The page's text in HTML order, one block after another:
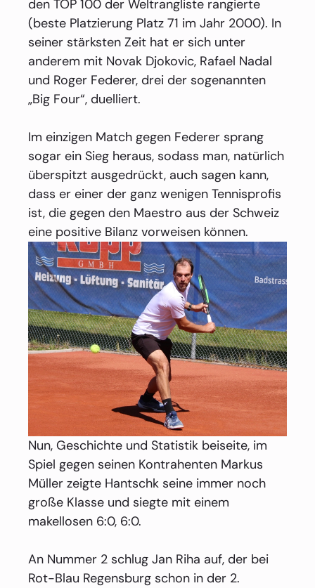
den TOP 100 der Weltrangliste rangierte
(beste Platzierung Platz 71 im Jahr 2000). In
seiner stärksten Zeit hat er sich unter
anderem mit Novak Djokovic, Rafael Nadal
und Roger Federer, drei der sogenannten
„Big Four“, duelliert.
Im einzigen Match gegen Federer sprang
sogar ein Sieg heraus, sodass man, natürlich
überspitzt ausgedrückt, auch sagen kann,
dass er einer der ganz wenigen Tennisprofis
ist, die gegen den Maestro aus der Schweiz
eine positive Bilanz vorweisen können.
Nun, Geschichte und Statistik beiseite, im
Spiel gegen seinen Kontrahenten Markus
Müller zeigte Hantschk seine immer noch
große Klasse und siegte mit einem
makellosen 6:0, 6:0.
An Nummer 2 schlug Jan Riha auf, der bei
Rot-Blau Regensburg schon in der 2.